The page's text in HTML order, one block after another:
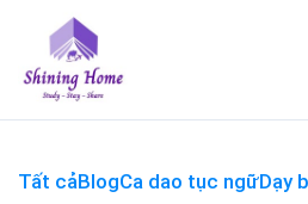
content
Tất cảBlogCa dao tục ngữDạy